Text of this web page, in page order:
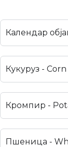
Календар
Кукуруз - Corn
Кромпир -
Пшеница -